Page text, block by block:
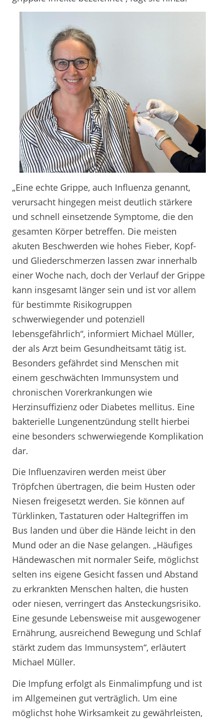
„Eine echte Grippe, auch Influenza genannt,
verursacht hingegen meist deutlich stärkere
und schnell einsetzende Symptome, die den
gesamten Körper betreffen. Die meisten
akuten Beschwerden wie hohes Fieber, Kopf-
und Gliederschmerzen lassen zwar innerhalb
einer Woche nach, doch der Verlauf der Grippe
kann insgesamt länger sein und ist vor allem
für bestimmte Risikogruppen
schwerwiegender und potenziell
lebensgefährlich“, informiert Michael Müller,
der als Arzt beim Gesundheitsamt tätig ist.
Besonders gefährdet sind Menschen mit
einem geschwächten Immunsystem und
chronischen Vorerkrankungen wie
Herzinsuffizienz oder Diabetes mellitus. Eine
bakterielle Lungenentzündung stellt hierbei
eine besonders schwerwiegende Komplikation
dar.
Die Influenzaviren werden meist über
Tröpfchen übertragen, die beim Husten oder
Niesen freigesetzt werden. Sie können auf
Türklinken, Tastaturen oder Haltegriffen im
Bus landen und über die Hände leicht in den
Mund oder an die Nase gelangen. „Häufiges
Händewaschen mit normaler Seife, möglichst
selten ins eigene Gesicht fassen und Abstand
zu erkrankten Menschen halten, die husten
oder niesen, verringert das Ansteckungsrisiko.
Eine gesunde Lebensweise mit ausgewogener
Ernährung, ausreichend Bewegung und Schlaf
stärkt zudem das Immunsystem“, erläutert
Michael Müller.
Die Impfung erfolgt als Einmalimpfung und ist
im Allgemeinen gut verträglich. Um eine
möglichst hohe Wirksamkeit zu gewährleisten,